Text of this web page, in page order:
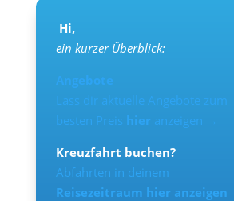
Hi,
ein kurzer Überblick:
Angebote
Lass dir aktuelle Angebote zum
besten Preis hier anzeigen →
Kreuzfahrt buchen?
Abfahrten in deinem
Reisezeitraum hier anzeigen